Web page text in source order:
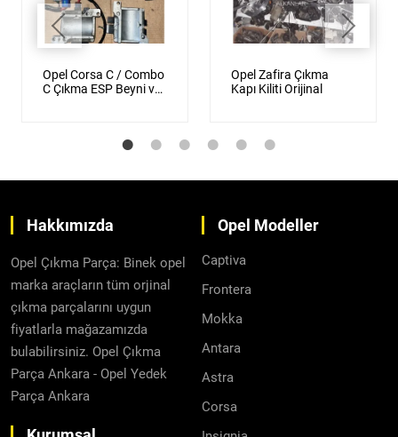
Opel Corsa C / Combo
C Çıkma ESP Beyni ve
Opel Zafira Çıkma
Kapı Kiliti Orijinal
Hakkımızda
Opel Çıkma Parça: Binek opel
marka araçların tüm orjinal
çıkma parçalarını uygun
fiyatlarla mağazamızda
bulabilirsiniz. Opel Çıkma
Parça Ankara - Opel Yedek
Parça Ankara
Opel Modeller
Captiva
Frontera
Mokka
Antara
Astra
Corsa